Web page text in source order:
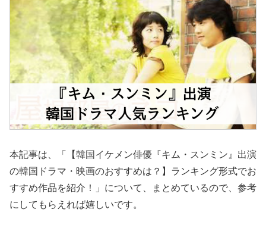
本記事は、「【韓国イケメン俳優『キム・スンミン』出演
の韓国ドラマ・映画のおすすめは？】ランキング形式でお
すすめ作品を紹介！」について、まとめているので、参考
にしてもらえれば嬉しいです。